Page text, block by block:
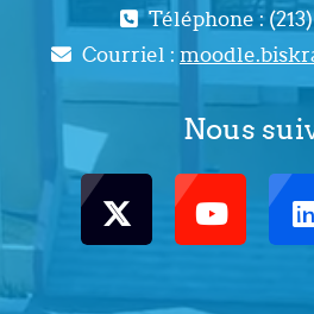
Téléphone :
Courriel :
Nous